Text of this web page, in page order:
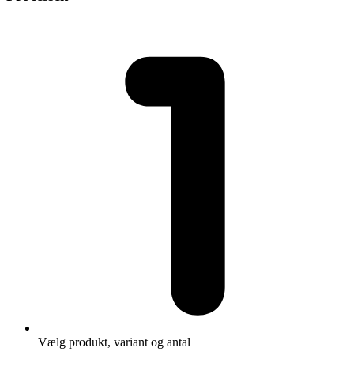
Vælg produkt, variant og antal